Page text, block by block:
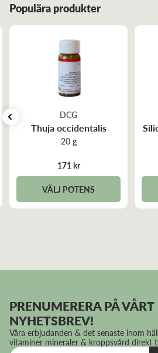
Populära produkter
DCG
Thuja occidentalis
20 g
171 kr
VÄLJ POTENS
PRENUMERERA PÅ VÅRT
NYHETSBREV!
Våra erbjudanden & det senaste inom
vitaminer mineraler & kroppsvård direkt